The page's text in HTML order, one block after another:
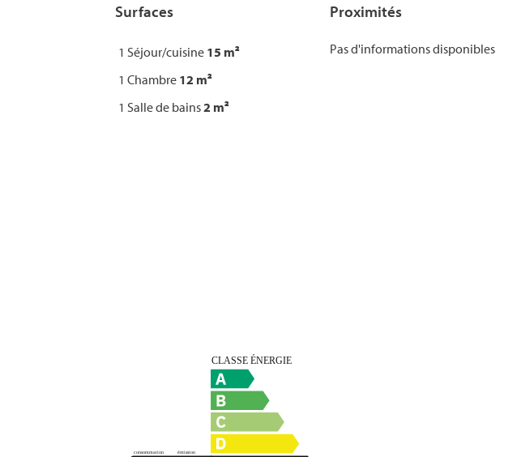
Surfaces
1 Séjour/cuisine 15 m²
1 Chambre 12 m²
1 Salle de bains2 m²
Proximités
Pas d'informations disponibles